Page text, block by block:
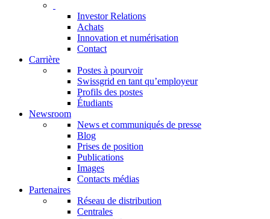
Investor Relations
Achats
Innovation et numérisation
Contact
Carrière
Postes à pourvoir
Swissgrid en tant qu’employeur
Profils des postes
Étudiants
Newsroom
News et communiqués de presse
Blog
Prises de position
Publications
Images
Contacts médias
Partenaires
Réseau de distribution
Centrales